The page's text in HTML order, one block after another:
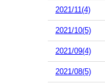
2021/11(4)
2021/10(5)
2021/09(4)
2021/08(5)